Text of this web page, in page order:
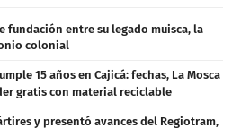
fundación entre su legado muisca, la
colonial
15 años en Cajicá: fechas, La Mosca
gratis con material reciclable
y presentó avances del Regiotram,